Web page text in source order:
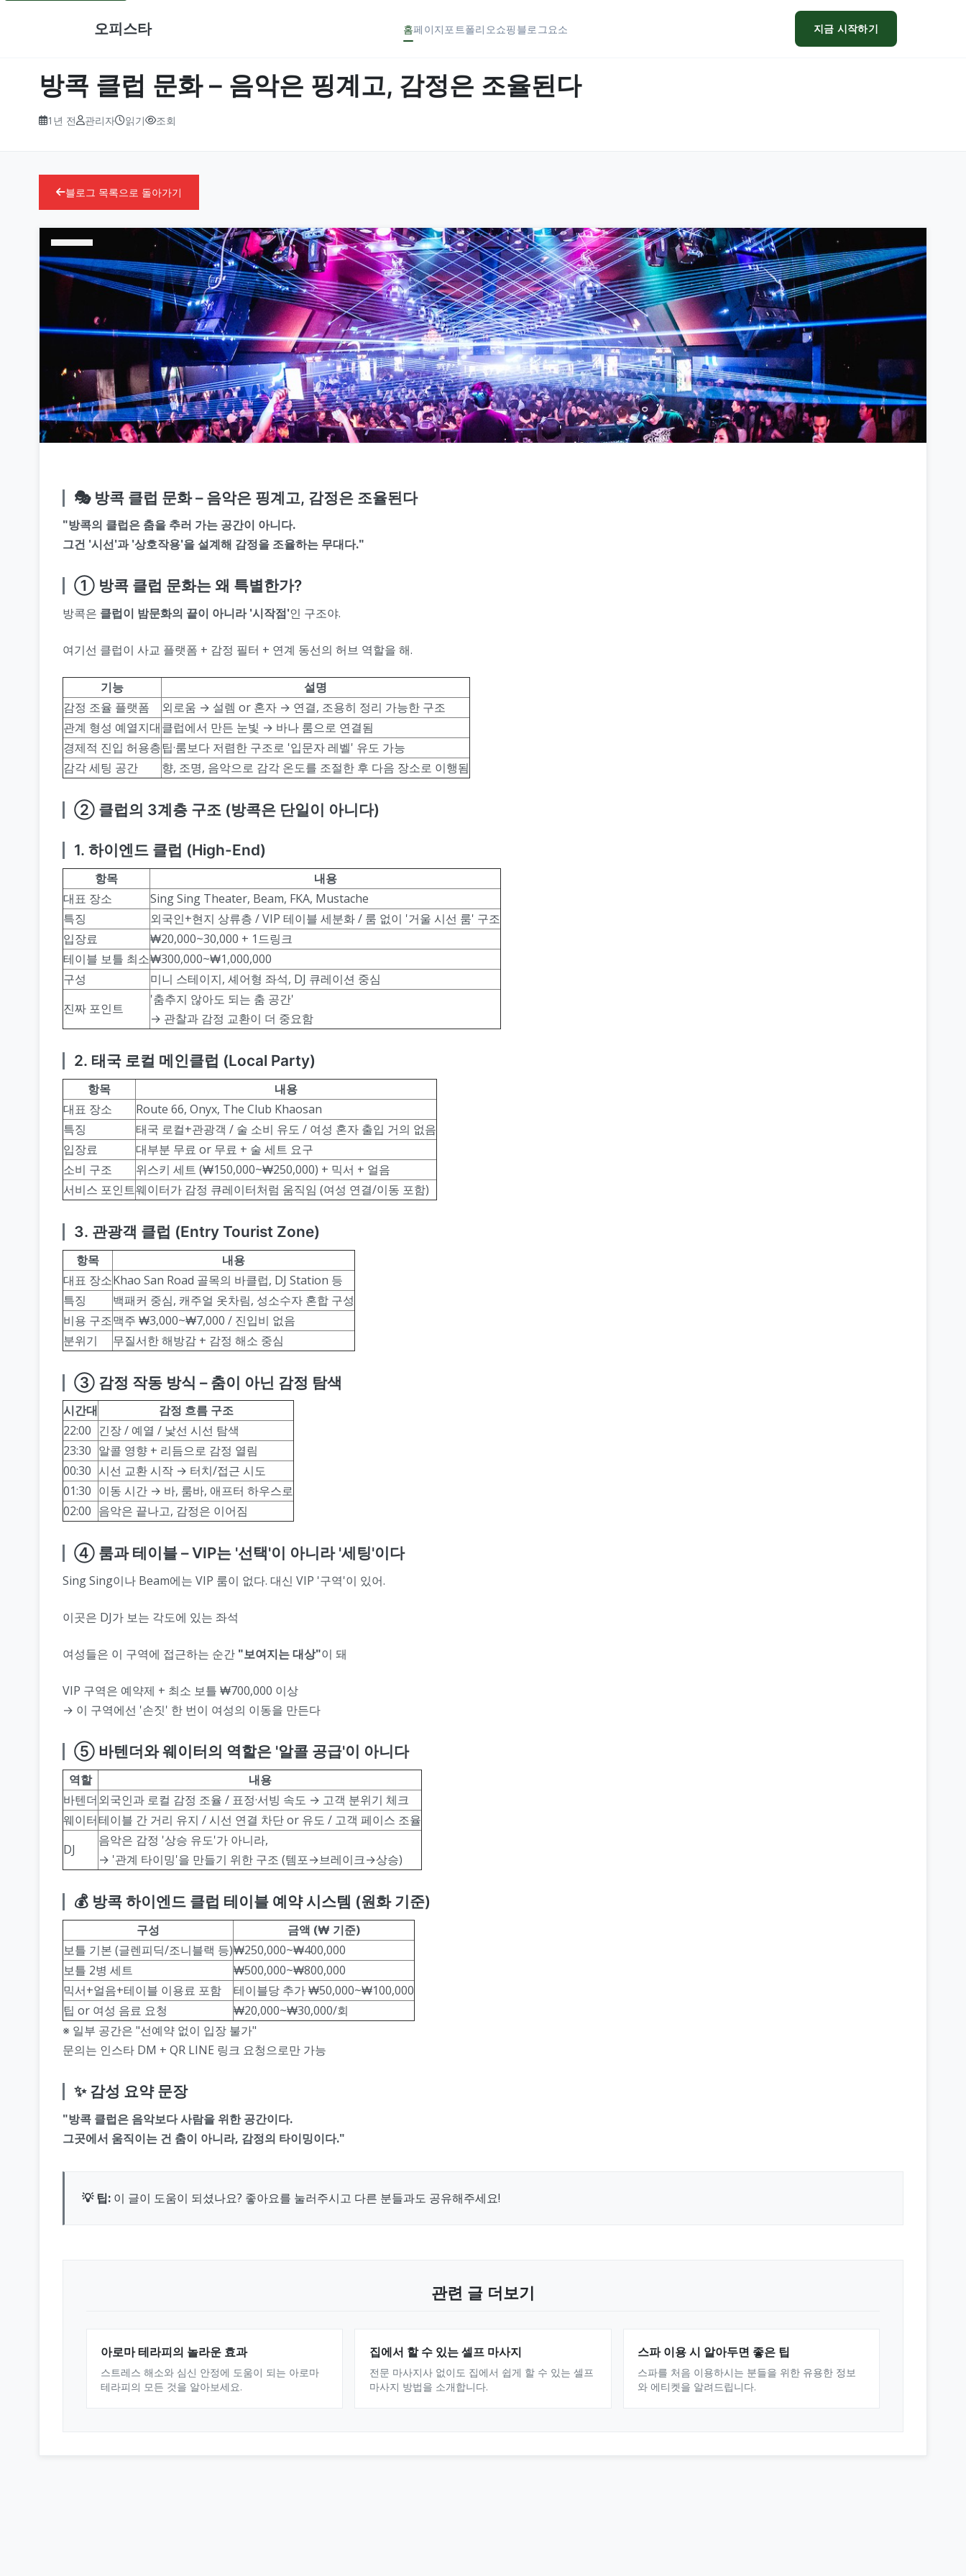
오피스타 홈페이지 포트폴리오쇼핑 블로그 요소 지금 시작하기
방콕 클럽 문화 – 음악은 핑계고, 감정은 조율된다
1년 전 관리자 읽기 조회
블로그 목록으로 돌아가기
🎭 방콕 클럽 문화 – 음악은 핑계고, 감정은 조율된다
"방콕의 클럽은 춤을 추러 가는 공간이 아니다.
그건 '시선'과 '상호작용'을 설계해 감정을 조율하는 무대다."
① 방콕 클럽 문화는 왜 특별한가?
방콕은 클럽이 밤문화의 끝이 아니라 '시작점'인 구조야.
여기선 클럽이 사교 플랫폼 + 감정 필터 + 연계 동선의 허브 역할을 해.
기능
설명
감정 조율 플랫폼
외로움 → 설렘 or 혼자 → 연결, 조용히 정리 가능한 구조
관계 형성 예열지대클럽에서 만든 눈빛 → 바나 룸으로 연결됨
경제적 진입 허용층팁·룸보다 저렴한 구조로 '입문자 레벨' 유도 가능
감각 세팅 공간
향, 조명, 음악으로 감각 온도를 조절한 후 다음 장소로 이행됨
② 클럽의 3계층 구조 (방콕은 단일이 아니다)
1. 하이엔드 클럽 (High-End)
항목
내용
대표 장소
Sing Sing Theater, Beam, FKA, Mustache
특징
외국인+현지 상류층 / VIP 테이블 세분화 / 룸 없이 '거울 시선 룸' 구조
입장료
₩20,000~30,000 + 1드링크
테이블 보틀 최소₩300,000~₩1,000,000
구성
미니 스테이지, 셰어형 좌석, DJ 큐레이션 중심
진짜 포인트
'춤추지 않아도 되는 춤 공간'
→ 관찰과 감정 교환이 더 중요함
2. 태국 로컬 메인클럽 (Local Party)
항목
내용
대표 장소
Route 66, Onyx, The Club Khaosan
특징
태국 로컬+관광객 / 술 소비 유도 / 여성 혼자 출입 거의 없음
입장료
대부분 무료 or 무료 + 술 세트 요구
소비 구조
위스키 세트 (₩150,000~₩250,000) + 믹서 + 얼음
서비스 포인트웨이터가 감정 큐레이터처럼 움직임 (여성 연결/이동 포함)
3. 관광객 클럽 (Entry Tourist Zone)
항목
내용
대표 장소Khao San Road 골목의 바클럽, DJ Station 등
특징
백패커 중심, 캐주얼 옷차림, 성소수자 혼합 구성
비용 구조맥주 ₩3,000~₩7,000 / 진입비 없음
분위기
무질서한 해방감 + 감정 해소 중심
③ 감정 작동 방식 – 춤이 아닌 감정 탐색
시간대
감정 흐름 구조
22:00 긴장 / 예열 / 낯선 시선 탐색
23:30 알콜 영향 + 리듬으로 감정 열림
00:30 시선 교환 시작 → 터치/접근 시도
01:30 이동 시간 → 바, 룸바, 애프터 하우스로
02:00 음악은 끝나고, 감정은 이어짐
④ 룸과 테이블 – VIP는 '선택'이 아니라 '세팅'이다
Sing Sing이나 Beam에는 VIP 룸이 없다. 대신 VIP '구역'이 있어.
이곳은 DJ가 보는 각도에 있는 좌석
여성들은 이 구역에 접근하는 순간 "보여지는 대상"이 돼
VIP 구역은 예약제 + 최소 보틀 ₩700,000 이상
→ 이 구역에선 '손짓' 한 번이 여성의 이동을 만든다
⑤ 바텐더와 웨이터의 역할은 '알콜 공급'이 아니다
역할
내용
바텐더외국인과 로컬 감정 조율 / 표정·서빙 속도 → 고객 분위기 체크
웨이터테이블 간 거리 유지 / 시선 연결 차단 or 유도 / 고객 페이스 조율
DJ
음악은 감정 '상승 유도'가 아니라,
→ '관계 타이밍'을 만들기 위한 구조 (템포→브레이크→상승)
💰 방콕 하이엔드 클럽 테이블 예약 시스템 (원화 기준)
구성
금액 (₩ 기준)
보틀 기본 (글렌피딕/조니블랙 등)₩250,000~₩400,000
보틀 2병 세트
₩500,000~₩800,000
믹서+얼음+테이블 이용료 포함
테이블당 추가 ₩50,000~₩100,000
팁 or 여성 음료 요청
₩20,000~₩30,000/회
※ 일부 공간은 "선예약 없이 입장 불가"
문의는 인스타 DM + QR LINE 링크 요청으로만 가능
✨ 감성 요약 문장
"방콕 클럽은 음악보다 사람을 위한 공간이다.
그곳에서 움직이는 건 춤이 아니라, 감정의 타이밍이다."
💡 팁: 이 글이 도움이 되셨나요? 좋아요를 눌러주시고 다른 분들과도 공유해주세요!
관련 글 더보기
아로마 테라피의 놀라운 효과
스트레스 해소와 심신 안정에 도움이 되는 아로마
테라피의 모든 것을 알아보세요.
집에서 할 수 있는 셀프 마사지
전문 마사지사 없이도 집에서 쉽게 할 수 있는 셀프
마사지 방법을 소개합니다.
스파 이용 시 알아두면 좋은 팁
스파를 처음 이용하시는 분들을 위한 유용한 정보
와 에티켓을 알려드립니다.